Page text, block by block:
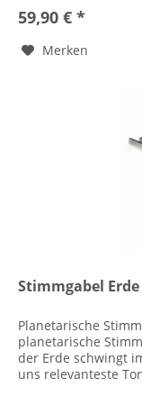
59,90 € *
Merken
Stimmgabel
Planetarische
planetarische
der Erde schwingt
uns relevanteste